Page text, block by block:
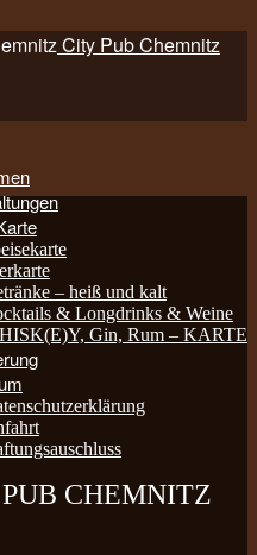
City Pub Chemnitz
– heiß und kalt
& Longdrinks & Weine
Gin, Rum – KARTE
CHEMNITZ